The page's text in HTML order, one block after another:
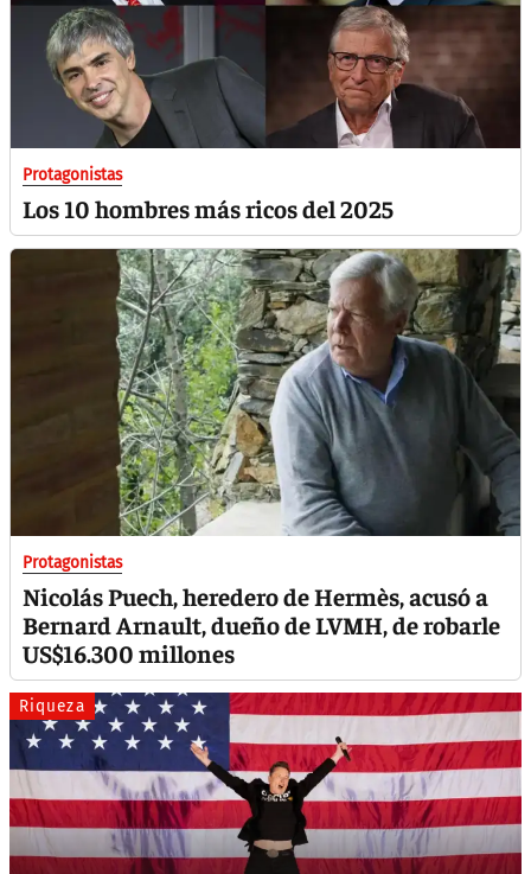
Protagonistas
Los 10 hombres más ricos del 2025
Protagonistas
Nicolás Puech, heredero de Hermès, acusó a
Bernard Arnault, dueño de LVMH, de robarle
US$16.300 millones
Riqueza